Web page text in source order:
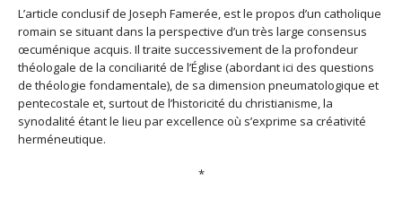
L’article conclusif de Joseph Famerée, est le propos d’un catholique
romain se situant dans la perspective d’un très large consensus
œcuménique acquis. Il traite successivement de la profondeur
théologale de la conciliarité de l’Église (abordant ici des questions
de théologie fondamentale), de sa dimension pneumatologique et
pentecostale et, surtout de l’historicité du christianisme, la
synodalité étant le lieu par excellence où s’exprime sa créativité
herméneutique.
*